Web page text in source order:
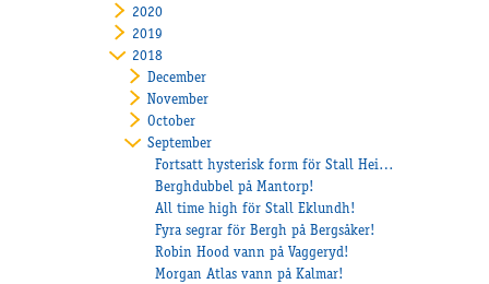
2020
2019
2018
December
November
October
September
Fortsatt hysterisk form för Stall Heiskanen!
Berghdubbel på Mantorp!
All time high för Stall Eklundh!
Fyra segrar för Bergh på Bergsåker!
Robin Hood vann på Vaggeryd!
Morgan Atlas vann på Kalmar!